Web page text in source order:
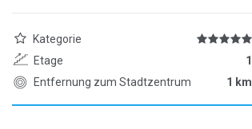
Kategorie
Etage
1
Entfernung zum Stadtzentrum
1 km